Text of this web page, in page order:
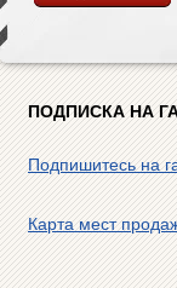
ПОДПИСКА НА
Подпишитесь на
Карта мест